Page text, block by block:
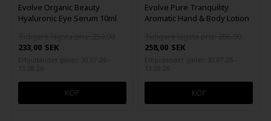
Evolve Organic Beauty
Hyaluronic Eye Serum 10ml
233,00 SEK
Evolve Pure Tranquility
Aromatic Hand & Body Lotion
258,00 SEK